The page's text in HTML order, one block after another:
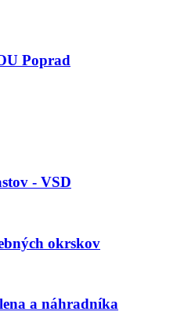
Poprad
- VSD
okrskov
a náhradníka